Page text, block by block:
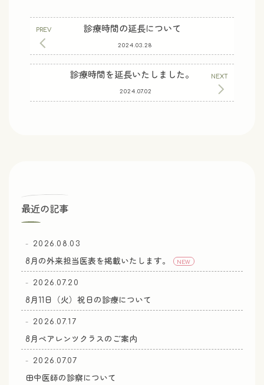
診療時間の延長について
2024.03.28
診療時間を延長いたしました。
2024.07.02
最近の記事
2026.08.03
8月の外来担当医表を掲載いたします。 NEW
2026.07.20
8月11日（火）祝日の診療について
2026.07.17
8月ペアレンツクラスのご案内
2026.07.07
田中医師の診察について